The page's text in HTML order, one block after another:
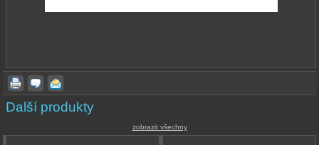
Další produkty
zobrazit všechny